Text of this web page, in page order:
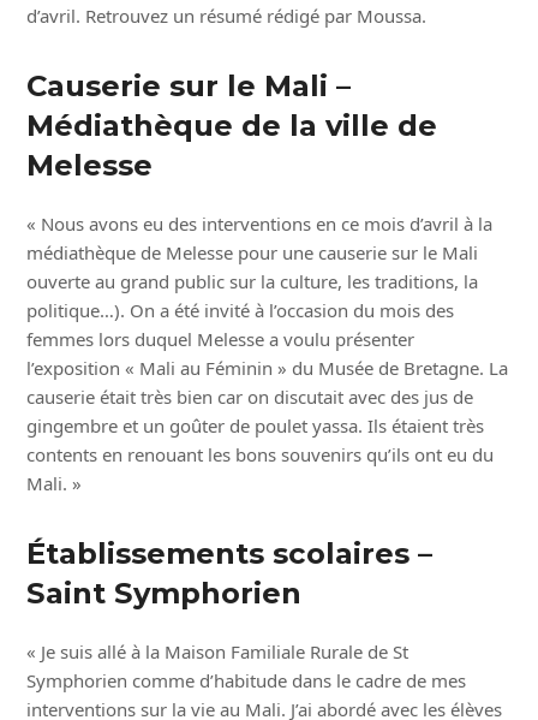
d’avril. Retrouvez un résumé rédigé par Moussa.
Causerie sur le Mali –
Médiathèque de la ville de
Melesse
« Nous avons eu des interventions en ce mois d’avril à la
médiathèque de Melesse pour une causerie sur le Mali
ouverte au grand public sur la culture, les traditions, la
politique…). On a été invité à l’occasion du mois des
femmes lors duquel Melesse a voulu présenter
l’exposition « Mali au Féminin » du Musée de Bretagne. La
causerie était très bien car on discutait avec des jus de
gingembre et un goûter de poulet yassa. Ils étaient très
contents en renouant les bons souvenirs qu’ils ont eu du
Mali. »
Établissements scolaires –
Saint Symphorien
« Je suis allé à la Maison Familiale Rurale de St
Symphorien comme d’habitude dans le cadre de mes
interventions sur la vie au Mali. J’ai abordé avec les élèves